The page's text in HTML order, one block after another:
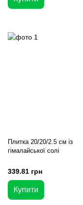
Плитка 20/20/2.5 см із
гімалайської солі
339.81 грн
Купити